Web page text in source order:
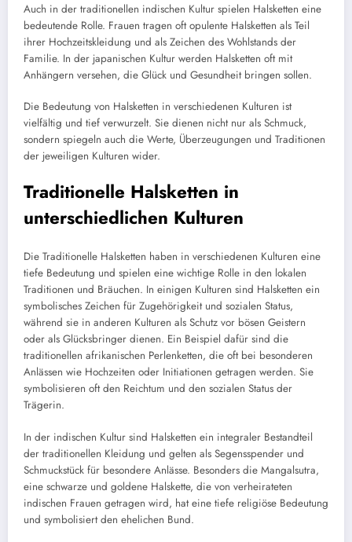
Auch in der traditionellen indischen Kultur spielen Halsketten eine
bedeutende Rolle. Frauen tragen oft opulente Halsketten als Teil
ihrer Hochzeitskleidung und als Zeichen des Wohlstands der
Familie. In der japanischen Kultur werden Halsketten oft mit
Anhängern versehen, die Glück und Gesundheit bringen sollen.
Die Bedeutung von Halsketten in verschiedenen Kulturen ist
vielfältig und tief verwurzelt. Sie dienen nicht nur als Schmuck,
sondern spiegeln auch die Werte, Überzeugungen und Traditionen
der jeweiligen Kulturen wider.
Traditionelle Halsketten in
unterschiedlichen Kulturen
Die Traditionelle Halsketten haben in verschiedenen Kulturen eine
tiefe Bedeutung und spielen eine wichtige Rolle in den lokalen
Traditionen und Bräuchen. In einigen Kulturen sind Halsketten ein
symbolisches Zeichen für Zugehörigkeit und sozialen Status,
während sie in anderen Kulturen als Schutz vor bösen Geistern
oder als Glücksbringer dienen. Ein Beispiel dafür sind die
traditionellen afrikanischen Perlenketten, die oft bei besonderen
Anlässen wie Hochzeiten oder Initiationen getragen werden. Sie
symbolisieren oft den Reichtum und den sozialen Status der
Trägerin.
In der indischen Kultur sind Halsketten ein integraler Bestandteil
der traditionellen Kleidung und gelten als Segensspender und
Schmuckstück für besondere Anlässe. Besonders die Mangalsutra,
eine schwarze und goldene Halskette, die von verheirateten
indischen Frauen getragen wird, hat eine tiefe religiöse Bedeutung
und symbolisiert den ehelichen Bund.